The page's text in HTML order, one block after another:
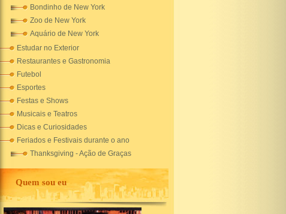
Bondinho de New York
Zoo de New York
Aquário de New York
Estudar no Exterior
Restaurantes e Gastronomia
Futebol
Esportes
Festas e Shows
Musicais e Teatros
Dicas e Curiosidades
Feriados e Festivais durante o ano
Thanksgiving - Ação de Graças
Quem sou eu